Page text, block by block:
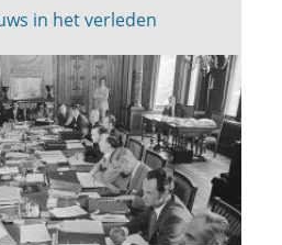
in het verleden